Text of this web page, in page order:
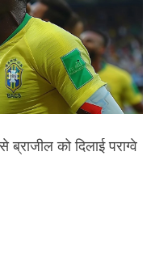
ब्राजील को दिलाई पराग्वे